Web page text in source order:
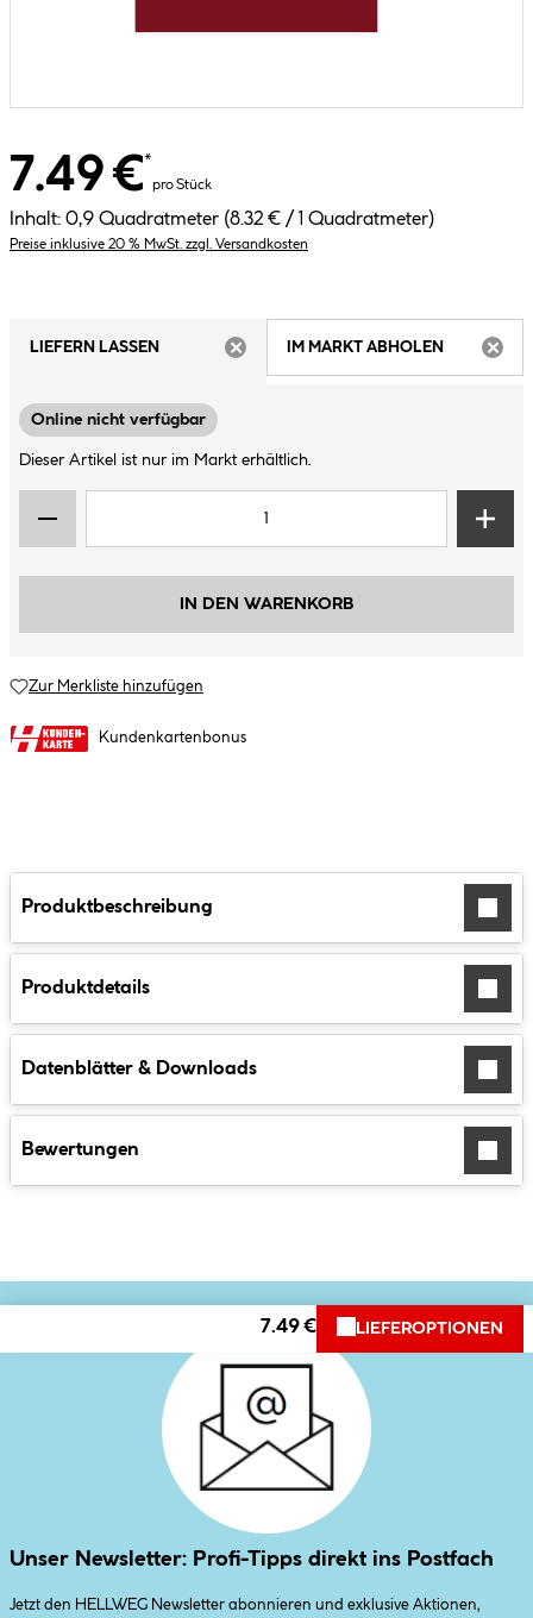
7.49 €*
pro Stück
Inhalt: 0,9 Quadratmeter (8.32 € / 1 Quadratmeter)
Preise inklusive 20 % MwSt. zzgl. Versandkosten
LIEFERN LASSEN
IM MARKT ABHOLEN
Online nicht verfügbar
Dieser Artikel ist nur im Markt erhältlich.
IN DEN WARENKORB
Zur Merkliste hinzufügen
Kundenkartenbonus
Produktbeschreibung
Produktdetails
Datenblätter & Downloads
Bewertungen
7.49 € LIEFEROPTIONEN
Unser Newsletter: Profi-Tipps direkt ins Postfach
Jetzt den HELLWEG Newsletter abonnieren und exklusive Aktionen,